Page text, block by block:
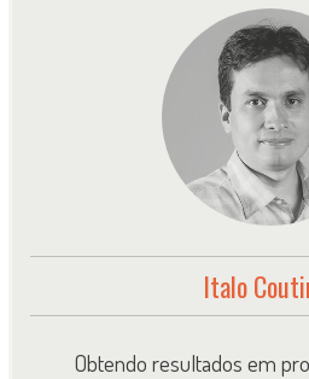
Italo
Obtendo resultados em